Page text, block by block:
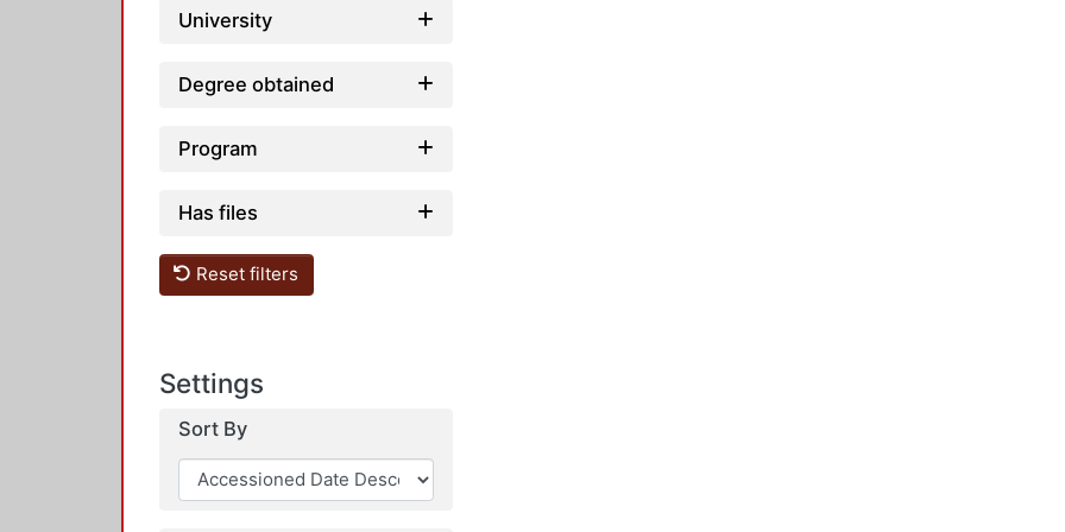
University
Degree obtained
Program
Has files
Reset filters
Settings
Sort By